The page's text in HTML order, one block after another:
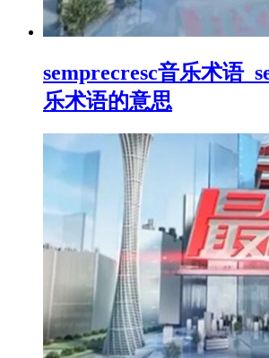
semprecresc音乐术语
乐术语的意思